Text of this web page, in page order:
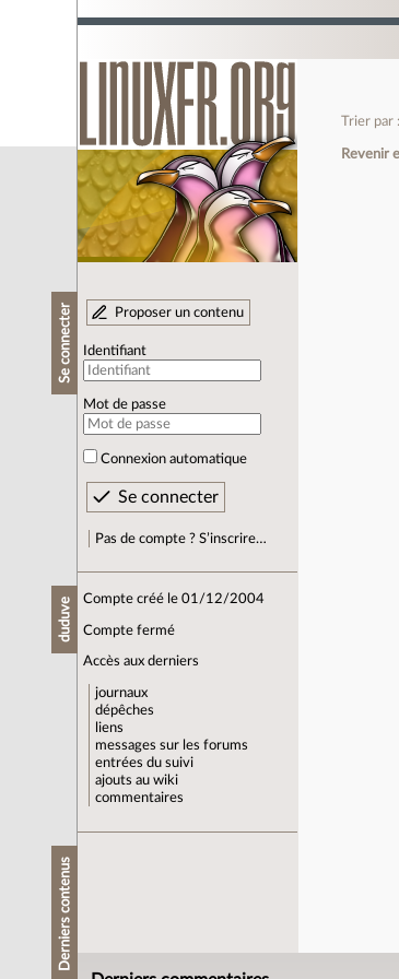
Se connecter Proposer un contenu
Identifiant
Mot de passe
Connexion automatique
Pas de compte ? S’inscrire…
duduve Compte créé le 01/12/2004
Compte fermé
Accès aux derniers
journaux
dépêches
liens
messages sur les forums
entrées du suivi
ajouts au wiki
commentaires
Derniers contenus
Trier par :
Revenir